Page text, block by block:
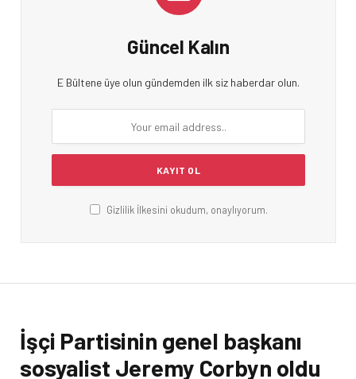
Güncel Kalın
E Bültene üye olun gündemden ilk siz haberdar olun.
Gizlilik İlkesini okudum, onaylıyorum.
İşçi Partisinin genel başkanı
sosyalist Jeremy Corbyn oldu